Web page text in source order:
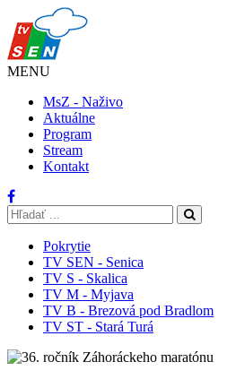
MENU
MsZ - Naživo
Aktuálne
Program
Stream
Kontakt
Pokrytie
TV SEN - Senica
TV S - Skalica
TV M - Myjava
TV B - Brezová pod Bradlom
TV ST - Stará Turá